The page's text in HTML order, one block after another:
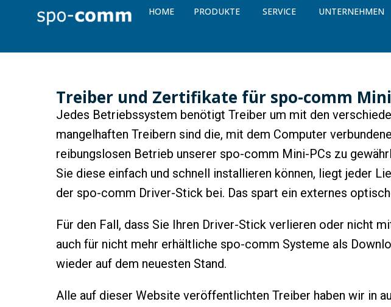
HOME PRODUKTE SERVICE UNTERNEHMEN
Treiber und Zertifikate für spo-comm
Jedes Betriebssystem benötigt Treiber um mit den
mangelhaften Treibern sind die, mit dem Computer
reibungslosen Betrieb unserer spo-comm Mini-PCs zu
Sie diese einfach und schnell installieren können, liegt jeder
der spo-comm Driver-Stick bei. Das spart ein externes
Für den Fall, dass Sie Ihren Driver-Stick verlieren oder nicht
auch für nicht mehr erhältliche spo-comm Systeme als
wieder auf dem neuesten Stand.
Alle auf dieser Website veröffentlichten Treiber haben wir in